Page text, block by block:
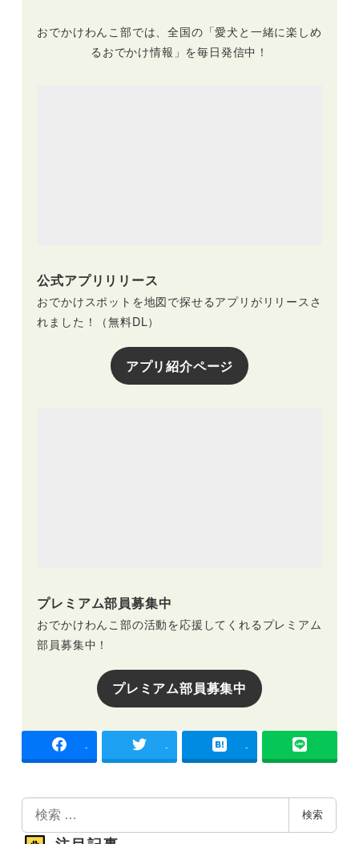
おでかけわんこ部では、全国の「愛犬と一緒に楽しめ
るおでかけ情報」を毎日発信中！
公式アプリリリース
おでかけスポットを地図で探せるアプリがリリースさ
れました！（無料DL）
アプリ紹介ページ
プレミアム部員募集中
おでかけわんこ部の活動を応援してくれるプレミアム
部員募集中！
プレミアム部員募集中
- - -
検
索
検索